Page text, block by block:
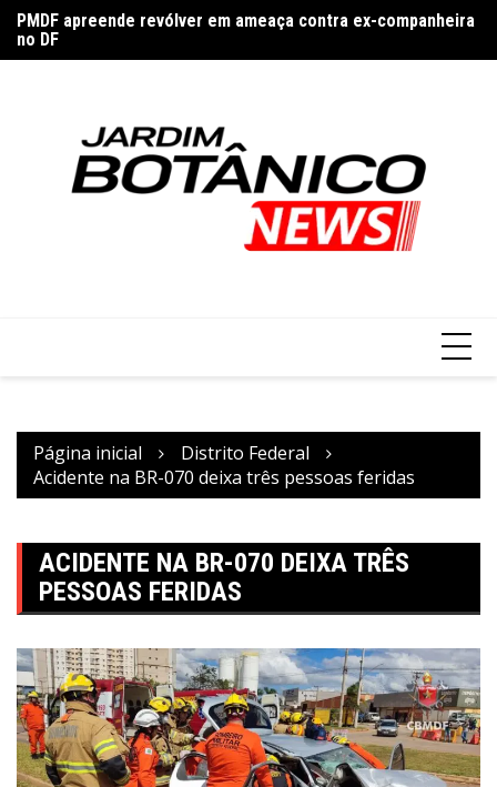
para
o
no DF
Botafogo faz golaço, mas Fluminense busca empate em
clássico no Brasileirão
Página inicial
Distrito Federal
Acidente na BR-070 deixa três pessoas feridas
ACIDENTE NA BR-070 DEIXA TRÊS
PESSOAS FERIDAS